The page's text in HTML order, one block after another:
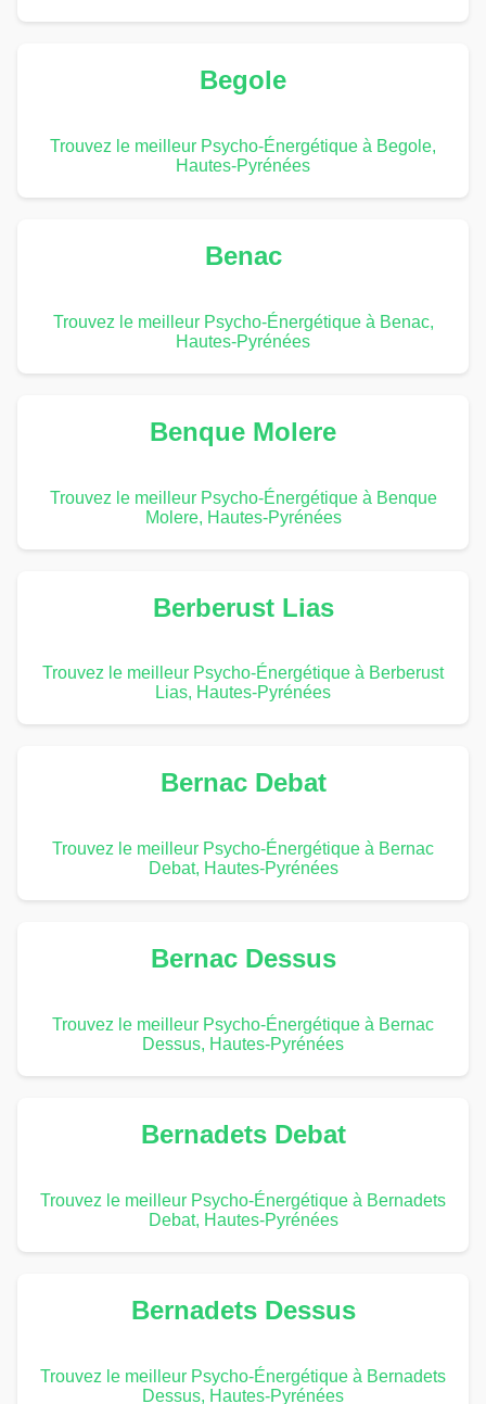
Begole
Trouvez le meilleur Psycho-Énergétique à Begole,
Hautes-Pyrénées
Benac
Trouvez le meilleur Psycho-Énergétique à Benac,
Hautes-Pyrénées
Benque Molere
Trouvez le meilleur Psycho-Énergétique à Benque
Molere, Hautes-Pyrénées
Berberust Lias
Trouvez le meilleur Psycho-Énergétique à Berberust
Lias, Hautes-Pyrénées
Bernac Debat
Trouvez le meilleur Psycho-Énergétique à Bernac
Debat, Hautes-Pyrénées
Bernac Dessus
Trouvez le meilleur Psycho-Énergétique à Bernac
Dessus, Hautes-Pyrénées
Bernadets Debat
Trouvez le meilleur Psycho-Énergétique à Bernadets
Debat, Hautes-Pyrénées
Bernadets Dessus
Trouvez le meilleur Psycho-Énergétique à Bernadets
Dessus, Hautes-Pyrénées